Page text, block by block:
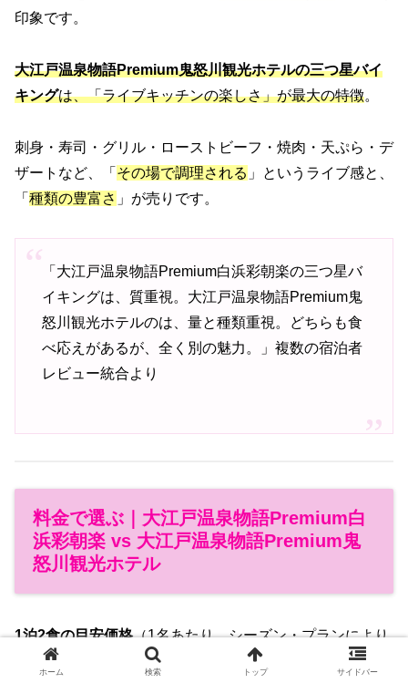
印象です。
大江戸温泉物語Premium鬼怒川観光ホテルの三つ星バイ
キングは、「ライブキッチンの楽しさ」が最大の特徴。
刺身・寿司・グリル・ローストビーフ・焼肉・天ぷら・デ
ザートなど、「 その場で調理される 」というライブ感と、
「 種類の豊富さ 」が売りです。
「大江戸温泉物語Premium白浜彩朝楽の三つ星バ
イキングは、質重視。大江戸温泉物語Premium鬼
怒川観光ホテルのは、量と種類重視。どちらも食
べ応えがあるが、全く別の魅力。」複数の宿泊者
レビュー統合より
料金で選ぶ｜大江戸温泉物語Premium白
浜彩朝楽 vs 大江戸温泉物語Premium鬼
怒川観光ホテル
1泊2食の目安価格（1名あたり、シーズン・プランにより
変動）
ホーム 検索 トップ サイドバー